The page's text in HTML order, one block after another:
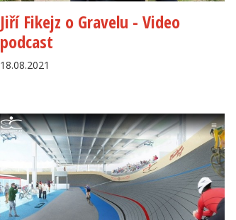
Jiří Fikejz o Gravelu - Video
podcast
18.08.2021